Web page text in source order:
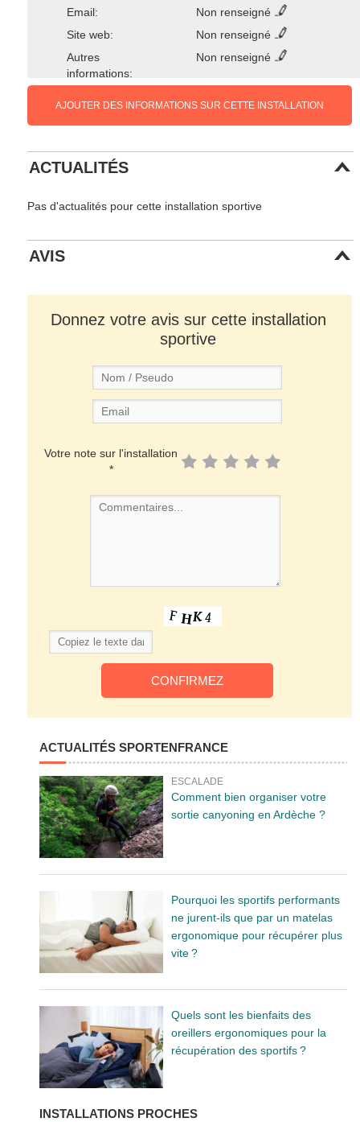
Email:
Non renseigné
Site web:
Non renseigné
Autres
informations:
Non renseigné
AJOUTER DES INFORMATIONS SUR CETTE INSTALLATION
ACTUALITÉS
Pas d'actualités pour cette installation sportive
AVIS
Donnez votre avis sur cette installation
sportive
Votre note sur l'installation
*
ACTUALITÉS SPORTENFRANCE
ESCALADE
Comment bien organiser votre
sortie canyoning en Ardèche ?
Pourquoi les sportifs performants
ne jurent-ils que par un matelas
ergonomique pour récupérer plus
vite ?
Quels sont les bienfaits des
oreillers ergonomiques pour la
récupération des sportifs ?
INSTALLATIONS PROCHES